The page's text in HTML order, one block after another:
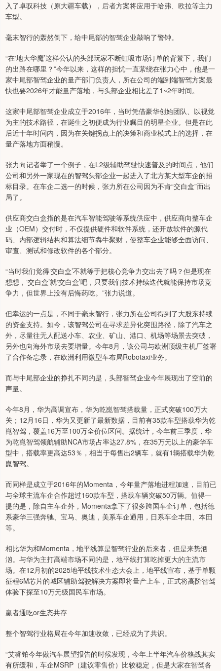
入了卓驭科技（原大疆车载），后者方案将应用于哈弗、欧拉等主力
车型。
毫末智行的轰然倒下，给中尾部的智驾企业敲响了警钟。
“在‘地大华魔’这样公认的头部玩家不断虹吸市场订单的背景下，我们
的出路在哪里？”今年以来，这样的担忧一直萦绕在张力心中，他是一
家中尾部智驾企业的量产部门负责人，所在公司的端到端智驾方案最
快也要2026年才能量产落地，与头部企业相比差了1~2年时间。
这家中尾部智驾企业成立于2016年，当时凭借豪华创始团队、以视觉
为主的技术路径，在诞生之初便成为行业瞩目的明星企业。但是在此
后近十年时间内，因为在关键拐点上的决策和商业模式上的选择，在
量产落地方面稍慢。
张力向记者举了一个例子，在L2级辅助驾驶快速普及的时间点，他们
公司和另外一家现在的智驾头部企业一起进入了北方某大型车企的招
标目录。在车企二选一的时候，张力所在公司因为不肯“交白盒”而出
局了。
供应商交白盒指的是在汽车智能驾驶等系统供应中，供应商向整车企
业（OEM）交付时，不仅提供硬件和软件系统，还开放软件的源代
码、内部逻辑结构和算法细节犇牛聚财，使整车企业能够全面访问、
审查、测试和修改软件的各个部分。‌
“当时我们觉得‘交白盒’不就等于把核心竞争力交出去了吗？但是现在
想想，‘交白盒’就‘交白盒’吧，只要我们技术持续迭代就能保持市场竞
争力，但世界上没有后悔药吃。”张力说道。
但幸运的一点是，不同于毫末智行，张力所在公司得到了大股东持续
的资金支持。如今，该智驾公司在寻求差异化突围路径，除了汽车之
外，尽量往无人配送小车、农业、矿山、港口、机场等场景去突破，
另外也向海外市场去要增量。今年8月，该公司与欧洲顶级主机厂签署
了合作备忘录，在欧洲利用微型车布局Robotaxi业务。
而与中尾部企业的挣扎不同的是，头部智驾企业今年展现出了空前的
声量。
今年8月，华为高调宣布，华为乾崑智驾搭载量，正式突破100万大
关；12月16日，华为又更新了最新数据，目前有35款车型搭载华为乾
崑智驾，覆盖16万至100万全价位区间。据统计，今年前三季度，华
为乾崑智驾领航辅助NCA市场占率达27.8%，在35万元以上的豪华车
型中，搭载率更高达53％，相当于每售出2辆车，就有1辆搭载华为乾
崑智驾。
而同样是成立于2016年的Momenta，今年量产落地进程加速，目前已
与全球主流车企合作超过160款车型，搭载车辆突破50万辆。值得一
提的是，除自主车企外，Momenta拿下了很多跨国车企订单，包括德
系豪华三强奔驰、宝马、奥迪，美系车企通用，日系车企丰田、本田
等。
相比华为和Momenta，地平线算是智驾行业的后来者，但是来势汹
汹。与华为主打高端市场不同的是，地平线打算吃掉更大的主流市
场。在12月初的2025地平线技术生态大会上，地平线宣布，基于单颗
征程6M芯片的城区辅助驾驶解决方案即将量产上车，正式将高阶智驾
体验下探至10万元级国民车市场。
赢者通吃or生态共存
整个智驾行业格局在今年加速收敛，已经成为了共识。
“艾睿铂今年做汽车展望报告的时候发现，今年上半年汽车价格战其实
有所缓和，车企MSRP（建议零售价）比较稳定，但是大家在智驾各